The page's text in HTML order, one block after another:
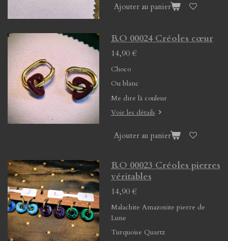
Ajouter au panier
B.O 00024 Créoles cœur
14,90 €
Choco
Ou blanc
Me dire là couleur
Voir les détails
Ajouter au panier
B.O 00023 Créoles pierres
véritables
14,90 €
Malachite Amazonite pierre de
Lune
Turquoise Quartz